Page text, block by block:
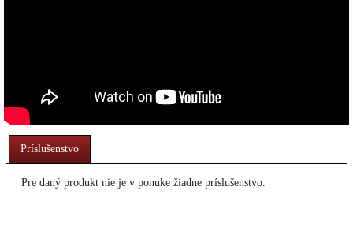
Príslušenstvo
Pre daný produkt nie je v ponuke žiadne príslušenstvo.